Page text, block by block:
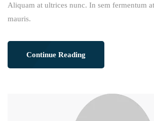
Aliquam at ultrices nunc. In sem fermentum
mauris.
Continue Reading